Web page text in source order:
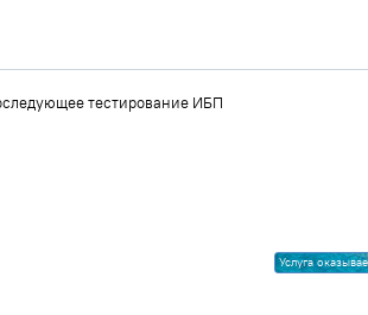
тестирование ИБП
Услуга